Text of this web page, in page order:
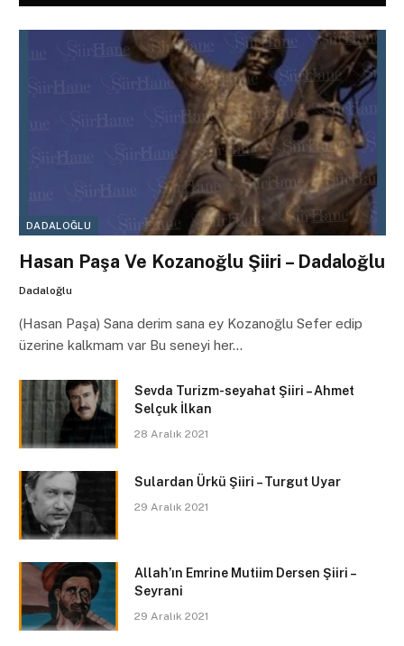
DADALOĞLU
Hasan Paşa Ve Kozanoğlu Şiiri – Dadaloğlu
Dadaloğlu
(Hasan Paşa) Sana derim sana ey Kozanoğlu Sefer edip
üzerine kalkmam var Bu seneyi her…
Sevda Turizm-seyahat Şiiri – Ahmet
Selçuk İlkan
28 Aralık 2021
Sulardan Ürkü Şiiri – Turgut Uyar
29 Aralık 2021
Allah’ın Emrine Mutiim Dersen Şiiri –
Seyrani
29 Aralık 2021